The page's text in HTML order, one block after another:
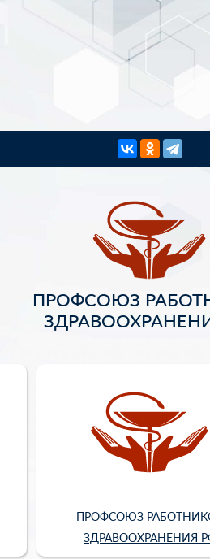
ПРОФСОЮЗ
ПРОФСОЮЗ
ЗДРАВООХРАНЕНИЯ